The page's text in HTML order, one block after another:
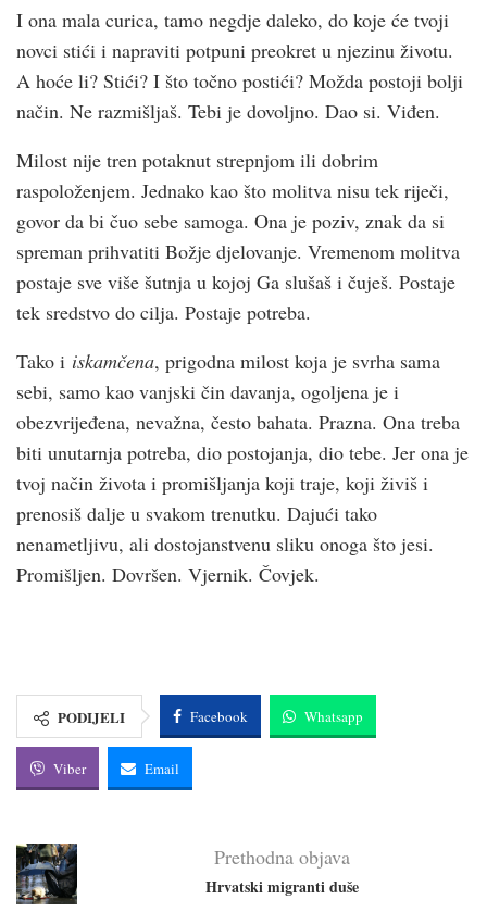
I ona mala curica, tamo negdje daleko, do koje će tvoji
novci stići i napraviti potpuni preokret u njezinu životu.
A hoće li? Stići? I što točno postići? Možda postoji bolji
način. Ne razmišljaš. Tebi je dovoljno. Dao si. Viđen.
Milost nije tren potaknut strepnjom ili dobrim
raspoloženjem. Jednako kao što molitva nisu tek riječi,
govor da bi čuo sebe samoga. Ona je poziv, znak da si
spreman prihvatiti Božje djelovanje. Vremenom molitva
postaje sve više šutnja u kojoj Ga slušaš i čuješ. Postaje
tek sredstvo do cilja. Postaje potreba.
Tako i iskamčena, prigodna milost koja je svrha sama
sebi, samo kao vanjski čin davanja, ogoljena je i
obezvrijeđena, nevažna, često bahata. Prazna. Ona treba
biti unutarnja potreba, dio postojanja, dio tebe. Jer ona je
tvoj način života i promišljanja koji traje, koji živiš i
prenosiš dalje u svakom trenutku. Dajući tako
nenametljivu, ali dostojanstvenu sliku onoga što jesi.
Promišljen. Dovršen. Vjernik. Čovjek.
PODIJELI Facebook Whatsapp
Viber Email
Prethodna objava
Hrvatski migranti duše